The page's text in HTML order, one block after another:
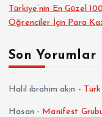
Türkiye’nin En Güzel
Öğrenciler İçin Para
Son Yorumlar
Halil ibrahim akın -
Hasan - Manifest